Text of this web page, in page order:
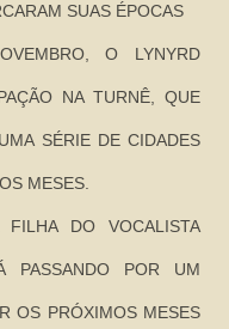
SUAS ÉPOCAS
O LYNYRD
NA TURNÊ, QUE
SÉRIE DE CIDADES
MESES.
DO VOCALISTA
PASSANDO POR UM
OS PRÓXIMOS MESES